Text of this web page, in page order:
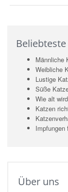
Männliche
Weibliche
Lustige
Süße
Wie alt
Katzen
Impfungen
Über uns